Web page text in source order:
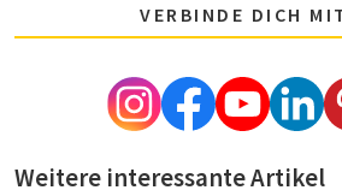
VERBINDE DICH
Weitere interessante Artikel